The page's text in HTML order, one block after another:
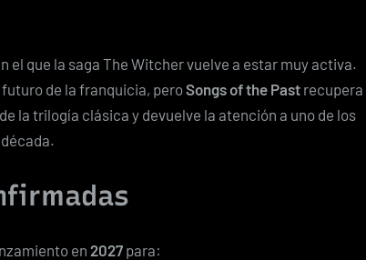
el que la saga The Witcher vuelve a estar muy activa.
de la franquicia, peroSongs of the Past recupera
la trilogía clásica y devuelve la atención a uno de los
en 2027 para: